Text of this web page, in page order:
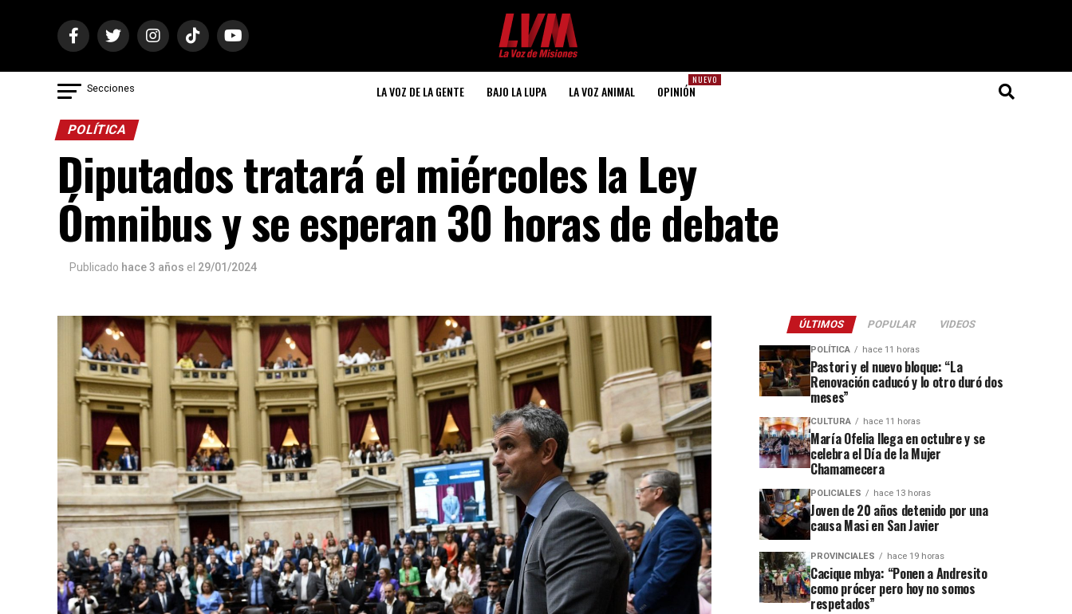
Secciones LA VOZ DE LA GENTE BAJO LA LUPA LA VOZ ANIMAL
NUEVO
OPINIÓN
POLÍTICA
Diputados tratará el miércoles la Ley
Ómnibus y se esperan 30 horas de debate
Publicado hace 3 años el 29/01/2024
ÚLTIMOS POPULAR VIDEOS
POLÍTICA hace 11 horas
Pastori y el nuevo bloque: “La
Renovación caducó y lo otro duró dos
meses”
CULTURA hace 11 horas
María Ofelia llega en octubre y se
celebra el Día de la Mujer
Chamamecera
POLICIALES hace 13 horas
Joven de 20 años detenido por una
causa Masi en San Javier
PROVINCIALES hace 19 horas
Cacique mbya: “Ponen a Andresito
como prócer pero hoy no somos
respetados”